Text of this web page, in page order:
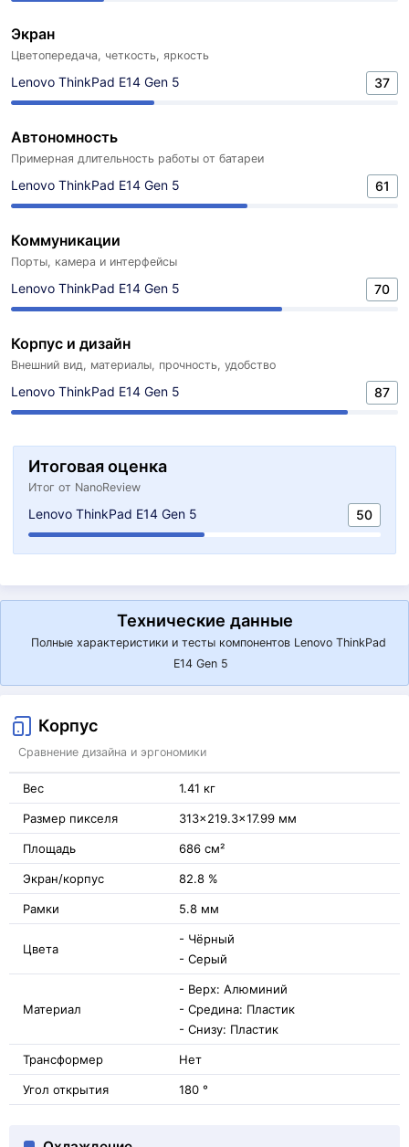
Экран
Цветопередача, четкость, яркость
Lenovo ThinkPad E14 Gen 5 37
Автономность
Примерная длительность работы от батареи
Lenovo ThinkPad E14 Gen 5 61
Коммуникации
Порты, камера и интерфейсы
Lenovo ThinkPad E14 Gen 5 70
Корпус и дизайн
Внешний вид, материалы, прочность, удобство
Lenovo ThinkPad E14 Gen 5 87
Итоговая оценка
Итог от NanoReview
Lenovo ThinkPad E14 Gen 5 50
Технические данные
Полные характеристики и тесты компонентов Lenovo ThinkPad
E14 Gen 5
Корпус
Сравнение дизайна и эргономики
Вес 1.41 кг
Размер пикселя 313x219.3x17.99 мм
Площадь 686 см²
Экран/корпус 82.8 %
Рамки 5.8 мм
Цвета
- Чёрный
- Серый
Материал
- Верх: Алюминий
- Средина: Пластик
- Снизу: Пластик
Трансформер Нет
Угол открытия 180 °